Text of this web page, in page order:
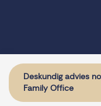
Deskundig advies
Family Office